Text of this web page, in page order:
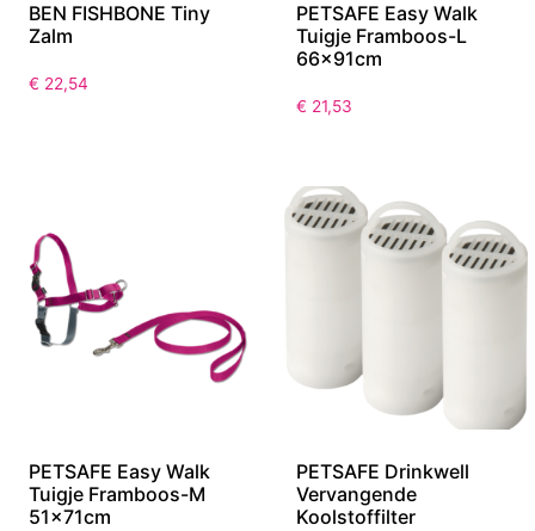
BEN FISHBONE Tiny
Zalm
€ 22,54
PETSAFE Easy Walk
Tuigje Framboos-L
66x91cm
€ 21,53
PETSAFE Easy Walk
Tuigje Framboos-M
51x71cm
PETSAFE Drinkwell
Vervangende
Koolstoffilter